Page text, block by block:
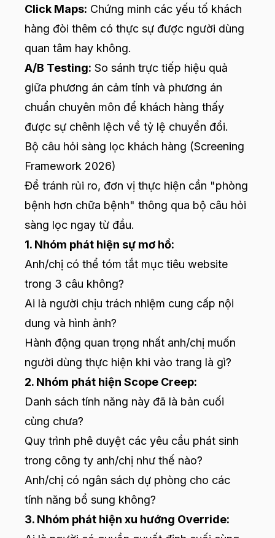
Click Maps: Chứng minh các yếu tố khách
hàng đòi thêm có thực sự được người dùng
quan tâm hay không.
A/B Testing: So sánh trực tiếp hiệu quả
giữa phương án cảm tính và phương án
chuẩn chuyên môn để khách hàng thấy
được sự chênh lệch về tỷ lệ chuyển đổi.
Bộ câu hỏi sàng lọc khách hàng (Screening
Framework 2026)
Để tránh rủi ro, đơn vị thực hiện cần "phòng
bệnh hơn chữa bệnh" thông qua bộ câu hỏi
sàng lọc ngay từ đầu.
1. Nhóm phát hiện sự mơ hồ:
Anh/chị có thể tóm tắt mục tiêu website
trong 3 câu không?
Ai là người chịu trách nhiệm cung cấp nội
dung và hình ảnh?
Hành động quan trọng nhất anh/chị muốn
người dùng thực hiện khi vào trang là gì?
2. Nhóm phát hiện Scope Creep:
Danh sách tính năng này đã là bản cuối
cùng chưa?
Quy trình phê duyệt các yêu cầu phát sinh
trong công ty anh/chị như thế nào?
Anh/chị có ngân sách dự phòng cho các
tính năng bổ sung không?
3. Nhóm phát hiện xu hướng Override: